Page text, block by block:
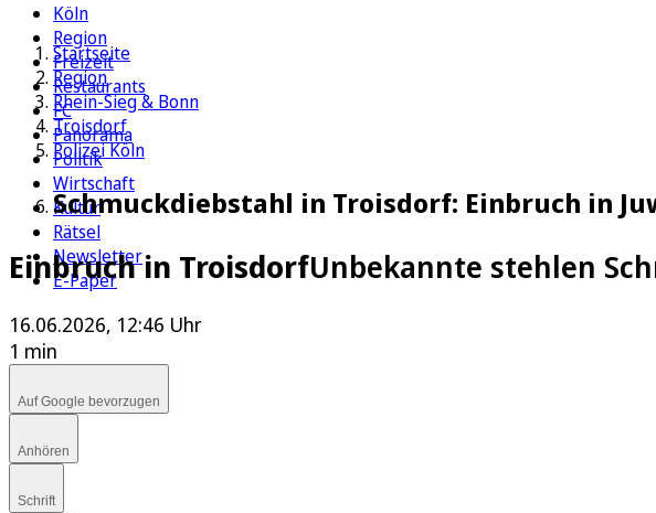
Köln
Region
Freizeit
Restaurants
FC
Panorama
Politik
Wirtschaft
Kultur
Rätsel
Newsletter
E-Paper
Startseite
Region
Rhein-Sieg & Bonn
Troisdorf
Polizei Köln
Schmuckdiebstahl in Troisdorf: Einbruch in
Einbruch in TroisdorfUnbekannte stehlen
16.06.2026, 12:46 Uhr
1 min
Auf Google bevorzugen
Anhören
Schrift